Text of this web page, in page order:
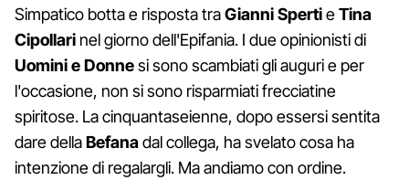
Simpatico botta e risposta traGianni SpertieTina
Cipollari nel giorno dell'Epifania. I due opinionisti di
Uomini e Donnesi sono scambiati gli auguri e per
l'occasione, non si sono risparmiati frecciatine
spiritose. La cinquantaseienne, dopo essersi sentita
dare dellaBefanadal collega, ha svelato cosa ha
intenzione di regalargli. Ma andiamo con ordine.